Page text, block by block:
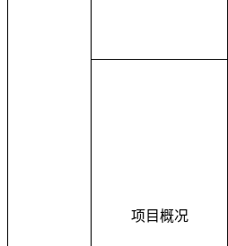
项目概况